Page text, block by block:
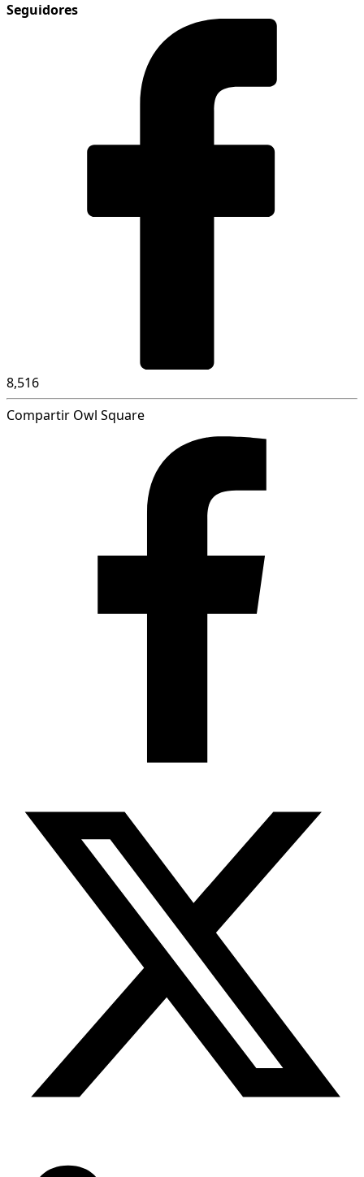
Seguidores
8,516
Compartir Owl Square